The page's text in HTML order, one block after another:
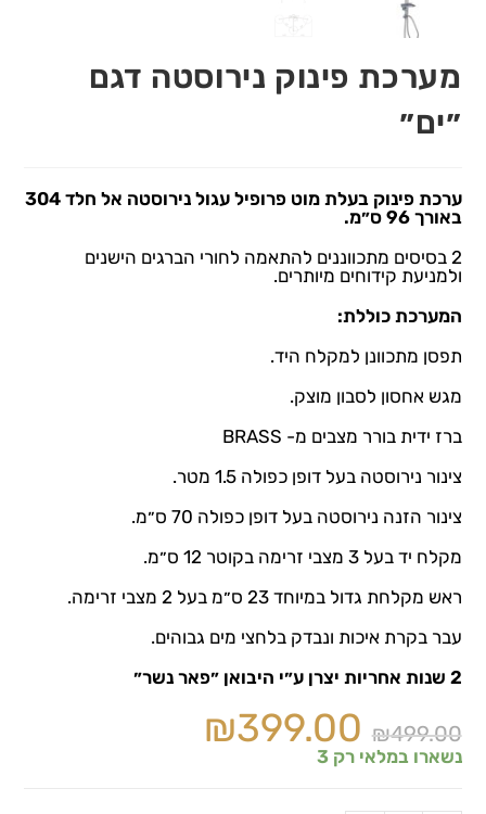
מערכת פינוק נירוסטה דגם
״ים״
ערכת פינוק בעלת מוט פרופיל עגול נירוסטה אל חלד 304
באורך 96 ס״מ.
2 בסיסים מתכווננים להתאמה לחורי הברגים הישנים
ולמניעת קידוחים מיותרים.
המערכת כוללת:
תפסן מתכוונן למקלח היד.
מגש אחסון לסבון מוצק.
ברז ידית בורר מצבים מ- BRASS
צינור נירוסטה בעל דופן כפולה 1.5 מטר.
צינור הזנה נירוסטה בעל דופן כפולה 70 ס״מ.
מקלח יד בעל 3 מצבי זרימה בקוטר 12 ס״מ.
ראש מקלחת גדול במיוחד 23 ס״מ בעל 2 מצבי זרימה.
עבר בקרת איכות ונבדק בלחצי מים גבוהים.
2 שנות אחריות יצרן ע״י היבואן ״פאר נשר״
₪499.00
₪399.00
נשארו במלאי רק 3